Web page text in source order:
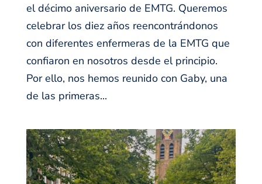
el décimo aniversario de EMTG. Queremos
celebrar los diez años reencontrándonos
con diferentes enfermeras de la EMTG que
confiaron en nosotros desde el principio.
Por ello, nos hemos reunido con Gaby, una
de las primeras...